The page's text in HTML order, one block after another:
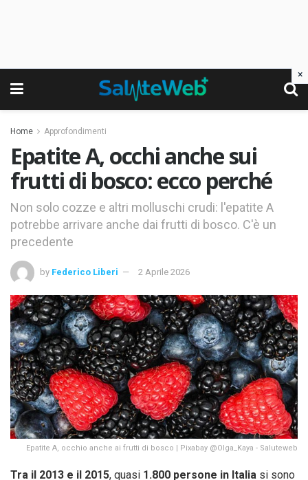
Home Approfondimenti
Epatite A, occhi anche sui
frutti di bosco: ecco perché
Non solo cozze e altri molluschi crudi: l'epatite A
potrebbe arrivare anche dai frutti di bosco. C'è un
precedente
by Federico Liberi 2 Aprile 2026
Epatite A, occhio anche ai frutti di bosco | Pixabay @Olga_Kaya - Saluteweb
Tra il 2013 e il 2015, quasi 1.800 persone in Italia si sono
×